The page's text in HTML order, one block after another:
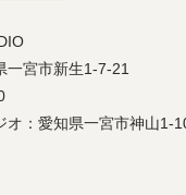
一宮市新生1-7-21
オ：愛知県一宮市神山1-